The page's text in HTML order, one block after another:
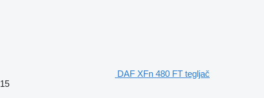
DAF XFn 480 FT tegljač
15